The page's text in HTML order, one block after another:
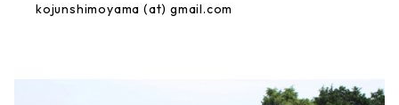
kojunshimoyama (at) gmail.com